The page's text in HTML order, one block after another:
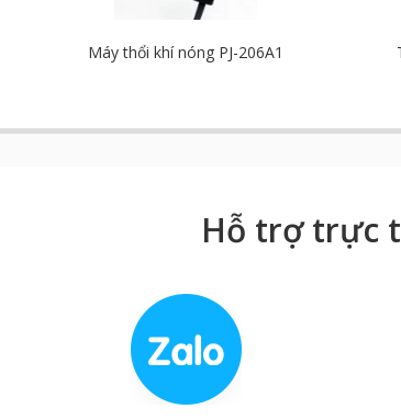
Máy thổi khí nóng PJ-206A1
Hỗ trợ trực